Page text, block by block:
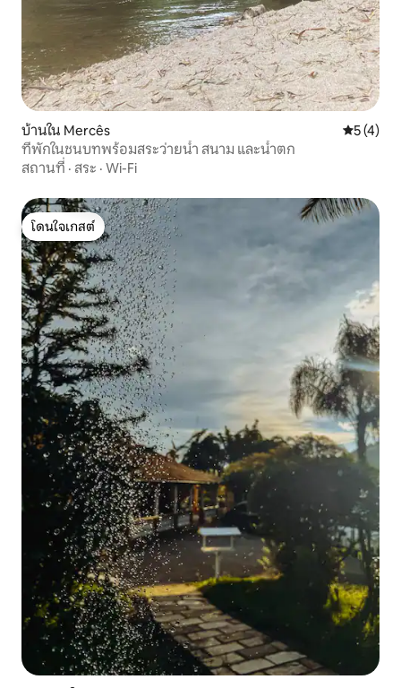
บ้านใน Mercês คะแนนเฉ
5 (4)
ที่พักในชนบทพร้อมสระว่ายน้ำ สนาม และน้ำตก
สถานที่ · สระ · Wi-Fi
โดนใจเกสต์
โดนใจเกสต์